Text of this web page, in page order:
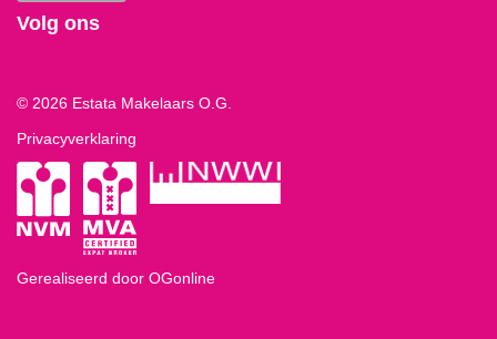
Volg ons
© 2026 Estata Makelaars O.G.
Privacyverklaring
Gerealiseerd door OGonline